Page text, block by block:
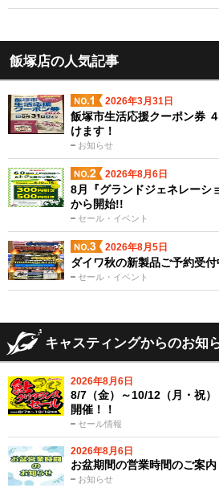
飯塚店の人気記事
2026年3月31日
お知らせ
飯塚市生活応援クーポン券
けます！
2026年8月6日
セール・イベント
8月『グランドジェネレーシ
から開始!!
2026年8月5日
セール・イベント
ダイワ秋の新製品ご予約受付
キャスティングからのお知
2026年8月6日
セール情報
8/7（金）～10/12（月・祝）
開催！！
2026年8月6日
お知らせ
お盆期間の営業時間のご案内